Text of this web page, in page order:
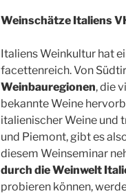
Weinschätze Italiens
Italiens Weinkultur hat
facettenreich. Von
Weinbauregionen, die
bekannte Weine
italienischer Weine und
und Piemont, gibt es
diesem Weinseminar
durch die Weinwelt
probieren können,